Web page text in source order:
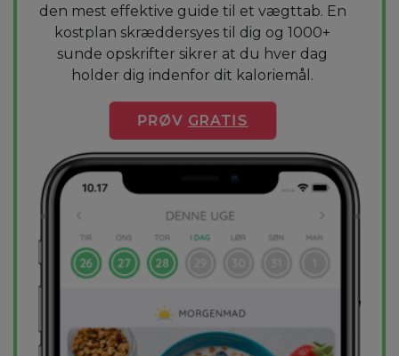
den mest effektive guide til et vægttab. En
kostplan skræddersyes til dig og 1000+
sunde opskrifter sikrer at du hver dag
holder dig indenfor dit kaloriemål.
PRØV GRATIS